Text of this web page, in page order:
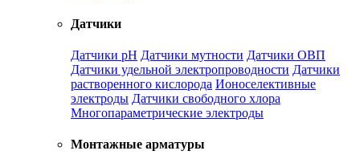
Датчики
Датчики рН Датчики мутности Датчики ОВП
Датчики удельной электропроводности Датчики
растворенного кислорода Ионоселективные
электроды Датчики свободного хлора
Многопараметрические электроды
Монтажные арматуры